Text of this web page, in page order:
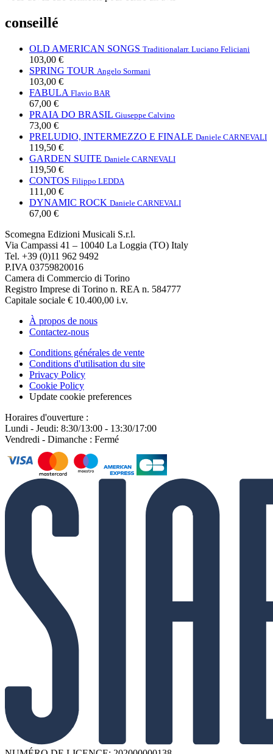
conseillé
OLD AMERICAN SONGS Traditionalarr. Luciano Feliciani
103,00 €
SPRING TOUR Angelo Sormani
103,00 €
FABULA Flavio BAR
67,00 €
PRAIA DO BRASIL Giuseppe Calvino
73,00 €
PRELUDIO, INTERMEZZO E FINALE Daniele CARNEVALI
119,50 €
GARDEN SUITE Daniele CARNEVALI
119,50 €
CONTOS Filippo LEDDA
111,00 €
DYNAMIC ROCK Daniele CARNEVALI
67,00 €
Scomegna Edizioni Musicali S.r.l.
Via Campassi 41 – 10040 La Loggia (TO) Italy
Tel. +39 (0)11 962 9492
P.IVA 03759820016
Camera di Commercio di Torino
Registro Imprese di Torino n. REA n. 584777
Capitale sociale € 10.400,00 i.v.
À propos de nous
Contactez-nous
Conditions générales de vente
Conditions d'utilisation du site
Privacy Policy
Cookie Policy
Update cookie preferences
Horaires d'ouverture :
Lundi - Jeudi: 8:30/13:00 - 13:30/17:00
Vendredi - Dimanche : Fermé